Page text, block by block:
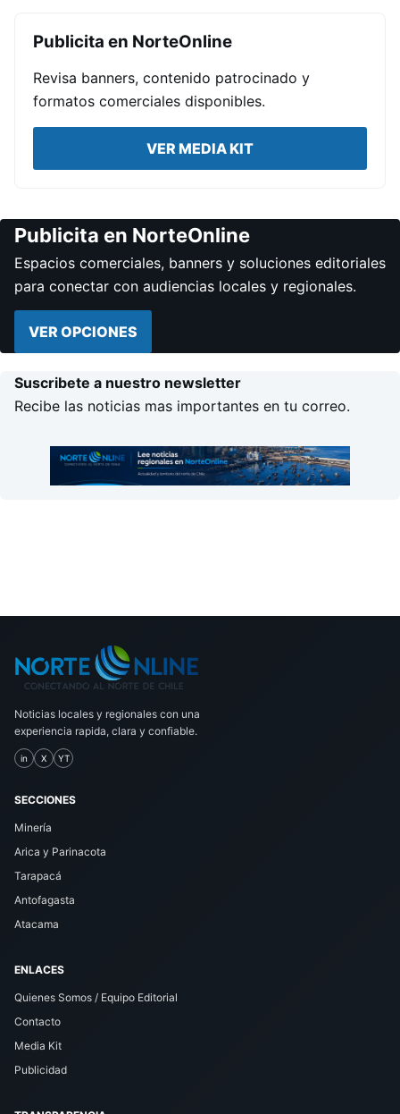
Publicita en NorteOnline
Revisa banners, contenido patrocinado y
formatos comerciales disponibles.
VER MEDIA KIT
Publicita en NorteOnline
Espacios comerciales, banners y soluciones editoriales
para conectar con audiencias locales y regionales.
VER OPCIONES
Suscribete a nuestro newsletter
Recibe las noticias mas importantes en tu correo.
Noticias locales y regionales con una
experiencia rapida, clara y confiable.
in X YT
SECCIONES
Minería
Arica y Parinacota
Tarapacá
Antofagasta
Atacama
ENLACES
Quienes Somos / Equipo Editorial
Contacto
Media Kit
Publicidad